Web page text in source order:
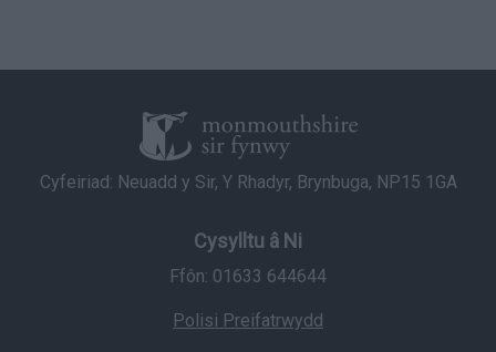
Cyfeiriad: Neuadd y Sir, Y Rhadyr, Brynbuga, NP15 1GA
Cysylltu â Ni
Ffôn: 01633 644644
Polisi Preifatrwydd